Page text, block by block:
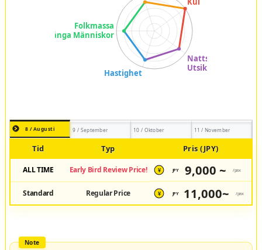
8 / Augusti 9 / September 10 / Oktober 11 / November
Tid Typ Pris (JPY)
ALL TIME Early Bird Review Price! ¥ JPY 9,000 ~ /pax
Standard Regular Price ¥ JPY 11,000~ /pax